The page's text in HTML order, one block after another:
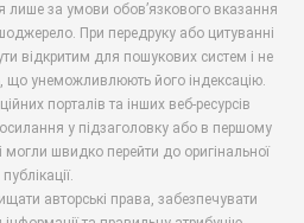
лише за умови обов’язкового вказання
При передруку або цитуванні
відкритим для пошукових систем і не
що унеможливлюють його індексацію.
порталів та інших веб-ресурсів
у підзаголовку або в першому
могли швидко перейти до оригінальної
публікації.
авторські права, забезпечувати